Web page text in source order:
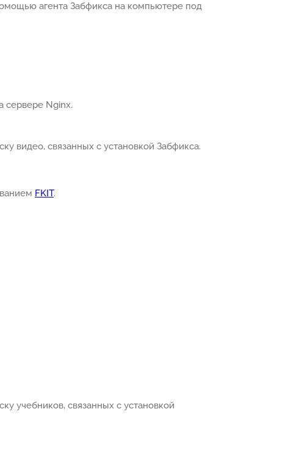
агента Забфикса на компьютере под
сервере Nginx.
видео, связанных с установкой Забфикса.
FKIT.
учебников, связанных с установкой